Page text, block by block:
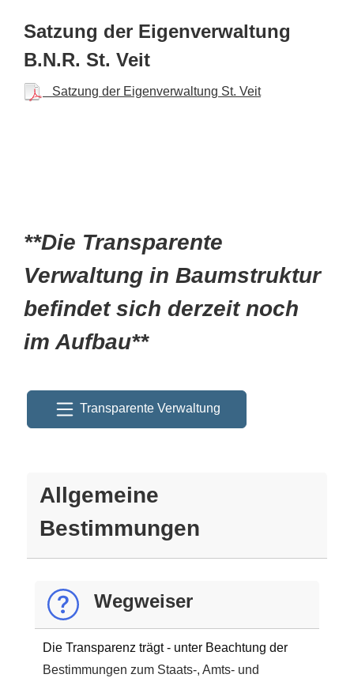
Satzung der Eigenverwaltung
B.N.R. St. Veit
Satzung der Eigenverwaltung St. Veit
**Die Transparente
Verwaltung in Baumstruktur
befindet sich derzeit noch
im Aufbau**
Transparente Verwaltung
Allgemeine
Bestimmungen
Wegweiser
Die Transparenz trägt - unter Beachtung der
Bestimmungen zum Staats-, Amts- und